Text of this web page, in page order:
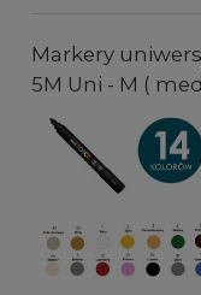
Markery
5M Uni - M (